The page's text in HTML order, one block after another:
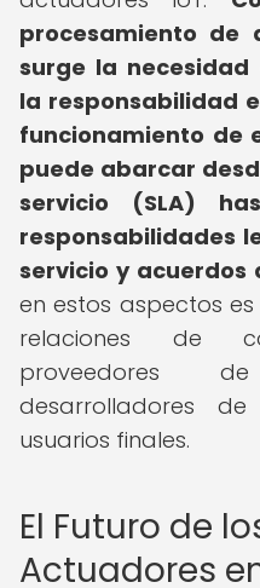
procesamiento de
surge la
la responsabilidad
funcionamiento de
puede abarcar
servicio (SLA)
responsabilidades
servicio y acuerdos
en estos aspectos
relaciones de
proveedores
desarrolladores
usuarios finales.
El Futuro de
Actuadores